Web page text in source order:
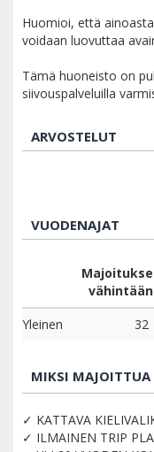
Huomioi, että
voidaan luovuttaa
Tämä huoneisto on
siivouspalveluilla
ARVOSTELUT
VUODENAJAT
Yleinen
32
MIKSI MAJOITTUA
✓ KATTAVA
✓ ILMAINEN TRIP